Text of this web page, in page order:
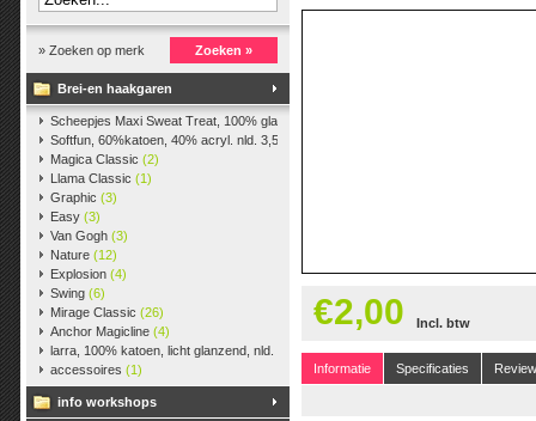
» Zoeken op merk Zoeken »
Brei-en haakgaren
Scheepjes Maxi Sweat Treat, 100% glanskatoen,25 gr.
Softfun, 60%katoen, 40% acryl. nld. 3,5-4. ca. 140m, 50 gr.
Magica Classic (2)
Llama Classic (1)
Graphic (3)
Easy (3)
Van Gogh (3)
Nature (12)
Explosion (4)
Swing (6)
Mirage Classic (26)
Anchor Magicline (4)
larra, 100% katoen, licht glanzend, nld. 2,5-3, ca. 125m, 50 gr.(38)
accessoires (1)
info workshops
€2,00 Incl. btw
Informatie Specificaties